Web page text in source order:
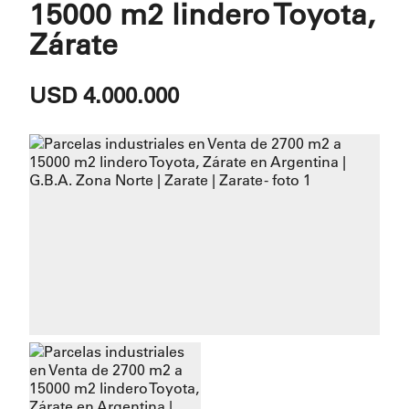
15000 m2 lindero Toyota,
Zárate
USD 4.000.000